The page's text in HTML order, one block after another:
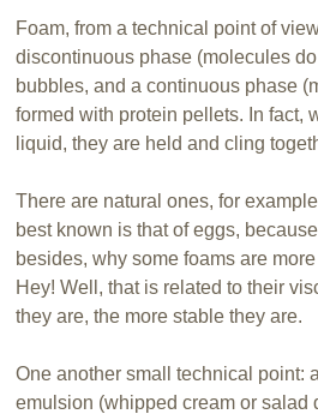
Foam, from a technical point of view
discontinuous phase (molecules
bubbles, and a continuous phase
formed with protein pellets. In fact,
liquid, they are held and cling
There are natural ones, for example
best known is that of eggs, because
besides, why some foams are
Hey! Well, that is related to their
they are, the more stable they are.
One another small technical point:
emulsion (whipped cream or salad